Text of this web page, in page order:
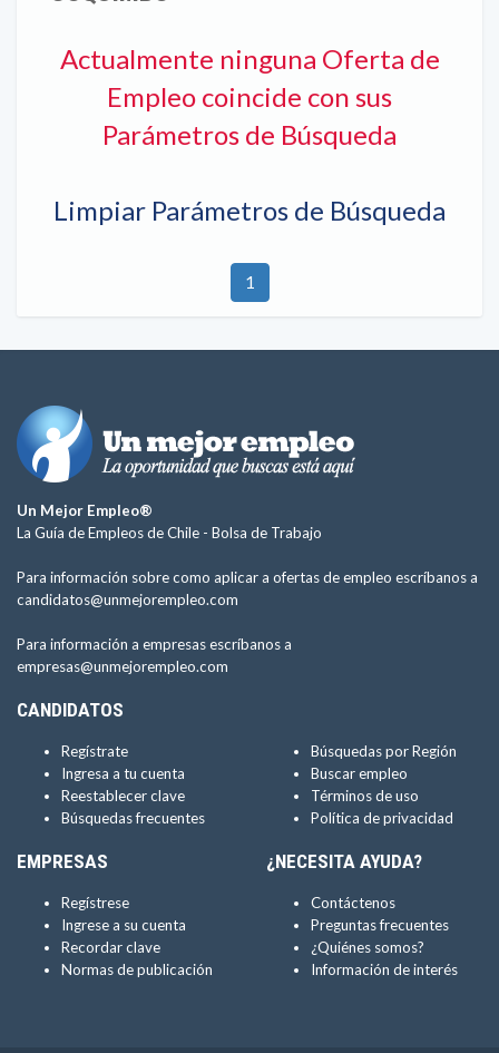
Actualmente ninguna Oferta de
Empleo coincide con sus
Parámetros de Búsqueda
Limpiar Parámetros de Búsqueda
1
Un Mejor Empleo®
La Guía de Empleos de Chile - Bolsa de Trabajo
Para información sobre como aplicar a ofertas de empleo escríbanos a
candidatos@unmejorempleo.com
Para información a empresas escríbanos a
empresas@unmejorempleo.com
CANDIDATOS
Regístrate
Ingresa a tu cuenta
Reestablecer clave
Búsquedas frecuentes
Búsquedas por Región
Buscar empleo
Términos de uso
Política de privacidad
EMPRESAS
Regístrese
Ingrese a su cuenta
Recordar clave
Normas de publicación
¿NECESITA AYUDA?
Contáctenos
Preguntas frecuentes
¿Quiénes somos?
Información de interés